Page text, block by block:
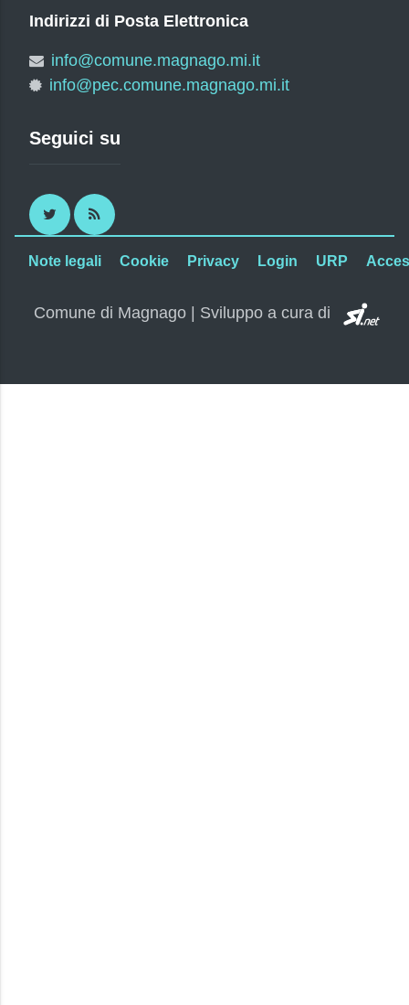
Indirizzi di Posta Elettronica
info@comune.magnago.mi.it
info@pec.comune.magnago.mi.it
Seguici su
Twitter RSS
Note legali Cookie Privacy Login URP
Comune di Magnago | Sviluppo a cura di